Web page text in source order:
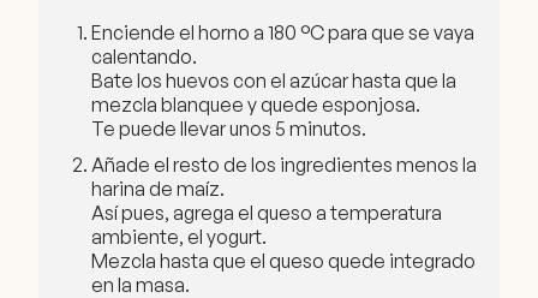
Enciende el horno a 180 °C para que se vaya
calentando.
Bate los huevos con el azúcar hasta que la
mezcla blanquee y quede esponjosa.
Te puede llevar unos 5 minutos.
Añade el resto de los ingredientes menos la
harina de maíz.
Así pues, agrega el queso a temperatura
ambiente, el yogurt.
Mezcla hasta que el queso quede integrado
en la masa.